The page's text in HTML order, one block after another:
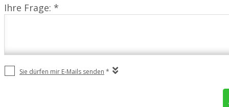
Ihre Frage: *
Sie dürfen mir E-Mails senden *